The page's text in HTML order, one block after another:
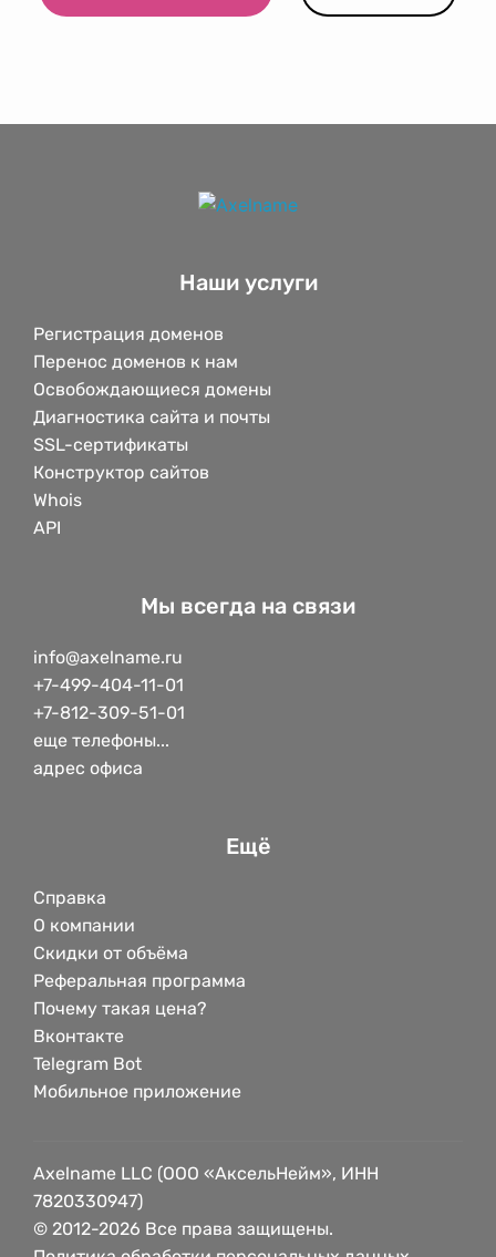
Наши услуги
Регистрация доменов
Перенос доменов к нам
Освобождающиеся домены
Диагностика сайта и почты
SSL-сертификаты
Конструктор сайтов
Whois
API
Мы всегда на связи
info@axelname.ru
+7-499-404-11-01
+7-812-309-51-01
еще телефоны...
адрес офиса
Ещё
Справка
О компании
Скидки от объёма
Реферальная программа
Почему такая цена?
Вконтакте
Telegram Bot
Мобильное приложение
Axelname LLC (ООО «АксельНейм», ИНН
7820330947)
© 2012-2026 Все права защищены.